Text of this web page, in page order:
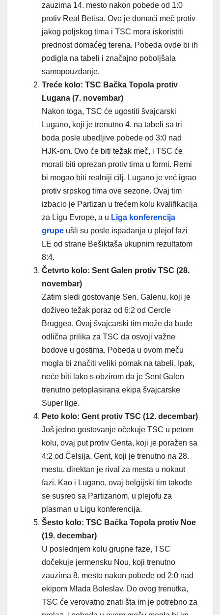
zauzima 14. mesto nakon pobede od 1:0
protiv Real Betisa. Ovo je domaći meč protiv
jakog poljskog tima i TSC mora iskoristiti
prednost domaćeg terena. Pobeda ovde bi ih
podigla na tabeli i značajno poboljšala
samopouzdanje.
Treće kolo: TSC Bačka Topola protiv
Lugana (7. novembar)
Nakon toga, TSC će ugostiti švajcarski
Lugano, koji je trenutno 4. na tabeli sa tri
boda posle ubedljive pobede od 3:0 nad
HJK-om. Ovo će biti težak meč, i TSC će
morati biti oprezan protiv tima u formi. Remi
bi mogao biti realniji cilj. Lugano je već igrao
protiv srpskog tima ove sezone. Ovaj tim
izbacio je Partizan u trećem kolu kvalifikacija
za Ligu Evrope, a u Liga konferencija
grupe ušli su posle ispadanja u plejof fazi
LE od strane Bešiktaša ukupnim rezultatom
8:4.
Četvrto kolo: Sent Galen protiv TSC (28.
novembar)
Zatim sledi gostovanje Sen. Galenu, koji je
doživeo težak poraz od 6:2 od Cercle
Bruggea. Ovaj švajcarski tim može da bude
odlična prilika za TSC da osvoji važne
bodove u gostima. Pobeda u ovom meču
mogla bi značiti veliki pomak na tabeli. Ipak,
neće biti lako s obzirom da je Sent Galen
trenutno petoplasirana ekipa švajcarske
Super lige.
Peto kolo: Gent protiv TSC (12. decembar)
Još jedno gostovanje očekuje TSC u petom
kolu, ovaj put protiv Genta, koji je poražen sa
4:2 od Čelsija. Gent, koji je trenutno na 28.
mestu, direktan je rival za mesta u nokaut
fazi. Kao i Lugano, ovaj belgijski tim takođe
se susreo sa Partizanom, u plejofu za
plasman u Ligu konferencija.
Šesto kolo: TSC Bačka Topola protiv Noe
(19. decembar)
U poslednjem kolu grupne faze, TSC
dočekuje jermensku Nou, koji trenutno
zauzima 8. mesto nakon pobede od 2:0 nad
ekipom Mlada Boleslav. Do ovog trenutka,
TSC će verovatno znati šta im je potrebno za